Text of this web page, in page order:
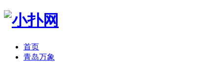
首页
青岛万象